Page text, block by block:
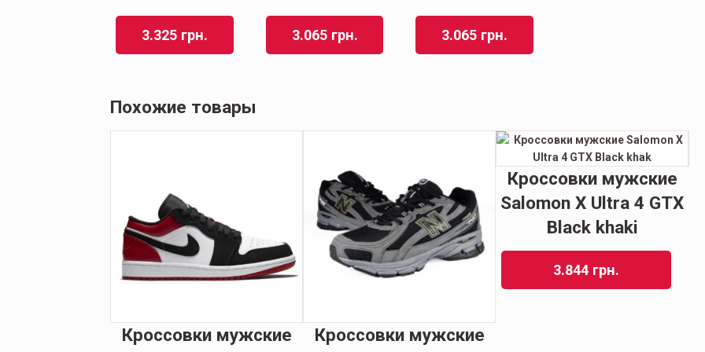
3.325 грн. 3.065 грн. 3.065 грн.
Похожие товары
Кроссовки мужские
Кроссовки мужские
Кроссовки мужские
Salomon X Ultra 4 GTX
Black khaki
3.844 грн.